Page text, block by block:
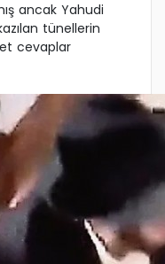
ancak Yahudi
tünellerin
cevaplar